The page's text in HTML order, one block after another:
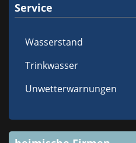
Service
Wasserstand
Trinkwasser
Unwetterwarnungen